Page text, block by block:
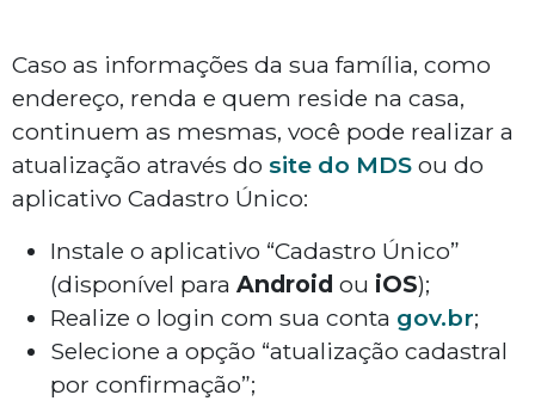
Caso as informações da sua família, como
endereço, renda e quem reside na casa,
continuem as mesmas, você pode realizar a
atualização através do site do MDS ou do
aplicativo Cadastro Único:
Instale o aplicativo “Cadastro Único”
(disponível para Android ou iOS);
Realize o login com sua conta gov.br;
Selecione a opção “atualização cadastral
por confirmação”;